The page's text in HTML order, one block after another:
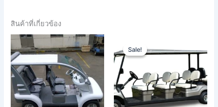
สินค้าที่เกี่ยวข้อง
Sale!
Sale!
was:
฿280,000.00.
is:
฿250,000.00.